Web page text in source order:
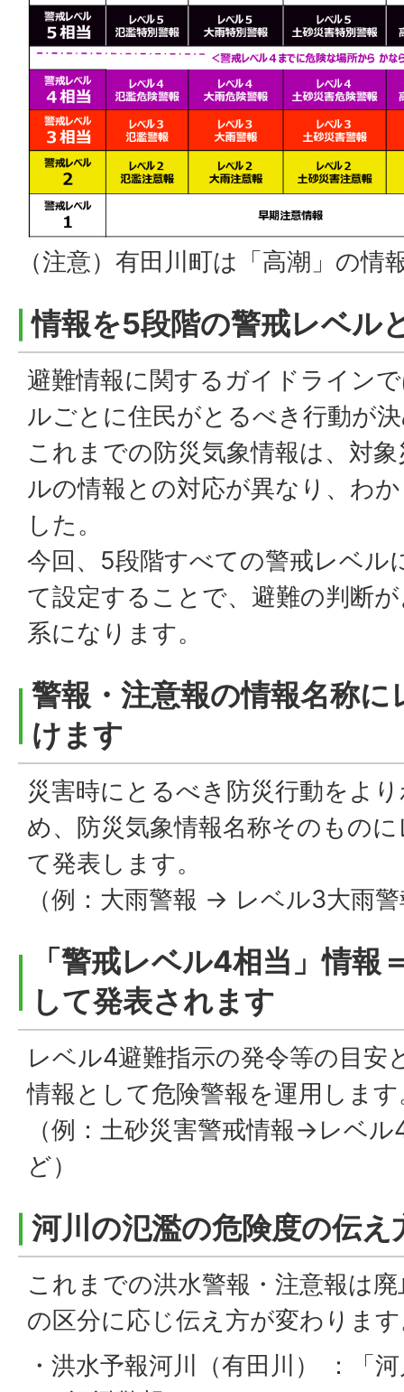
（注意）有田川町は「高潮」の
情報を5段階の警戒レベル
避難情報に関するガイドライン
ルごとに住民がとるべき行動が
これまでの防災気象情報は、対
ルの情報との対応が異なり、わ
した。
今回、5段階すべての警戒レベル
て設定することで、避難の判断
系になります。
警報・注意報の情報名称
けます
災害時にとるべき防災行動をよ
め、防災気象情報名称そのもの
て発表します。
（例：大雨警報 → レベル3大雨
「警戒レベル4相当」情報
して発表されます
レベル4避難指示の発令等の目安
情報として危険警報を運用します
（例：土砂災害警戒情報→レベ
ど）
河川の氾濫の危険度の伝
これまでの洪水警報・注意報は
の区分に応じ伝え方が変わりま
・洪水予報河川（有田川） ：「